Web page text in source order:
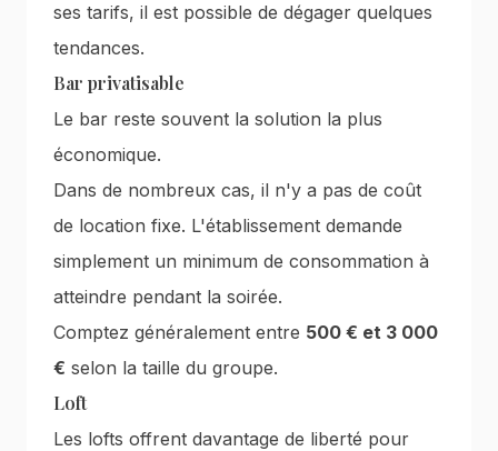
ses tarifs, il est possible de dégager quelques
tendances.
Bar privatisable
Le bar reste souvent la solution la plus
économique.
Dans de nombreux cas, il n'y a pas de coût
de location fixe. L'établissement demande
simplement un minimum de consommation à
atteindre pendant la soirée.
Comptez généralement entre 500 € et 3 000
€ selon la taille du groupe.
Loft
Les lofts offrent davantage de liberté pour